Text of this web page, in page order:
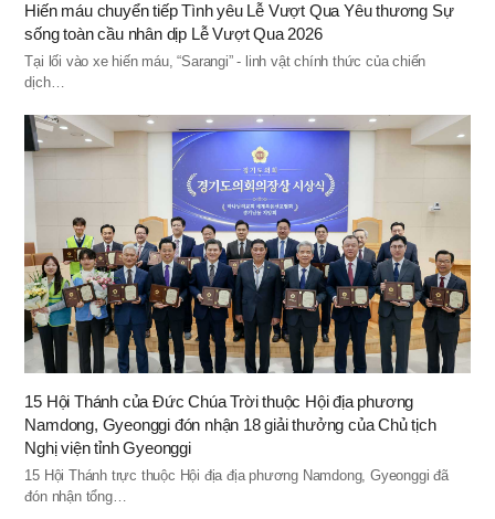
Hiến máu chuyển tiếp Tình yêu Lễ Vượt Qua Yêu thương Sự
sống toàn cầu nhân dịp Lễ Vượt Qua 2026
Tại lối vào xe hiến máu, “Sarangi” - linh vật chính thức của chiến
dịch…
15 Hội Thánh của Ðức Chúa Trời thuộc Hội địa phương
Namdong, Gyeonggi đón nhận 18 giải thưởng của Chủ tịch
Nghị viện tỉnh Gyeonggi
15 Hội Thánh trực thuộc Hội địa địa phương Namdong, Gyeonggi đã
đón nhận tổng…